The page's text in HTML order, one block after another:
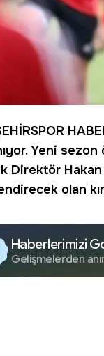
Yeni
Direktör Hakan
olan
Haberlerimizi
Gelişmelerden